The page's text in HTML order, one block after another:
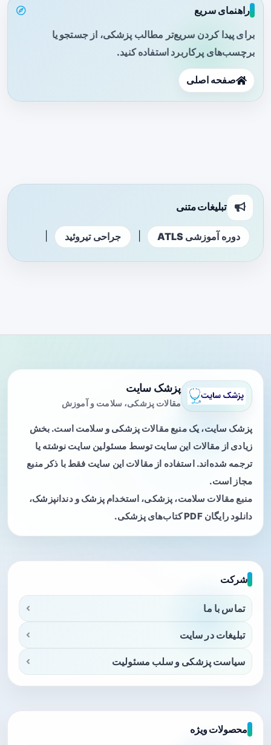
راهنمای سریع
برای پیدا کردن سریع‌تر مطالب پزشکی، از جستجو یا
برچسب‌های پرکاربرد استفاده کنید.
صفحه اصلی
تبلیغات متنی
دوره آموزشی ATLS جراحی تیروئید
پزشک سایت
مقالات پزشکی، سلامت و آموزش
پزشک سایت، یک منبع مقالات پزشکی و سلامت است. بخش
زیادی از مقالات این سایت توسط مسئولین سایت نوشته یا
ترجمه شده‌اند. استفاده از مقالات این سایت فقط با ذکر منبع
مجاز است.
منبع مقالات سلامت، پزشکی، استخدام پزشک و دندانپزشک،
دانلود رایگان PDF کتاب‌های پزشکی.
شرکت
تماس با ما
تبلیغات در سایت
سیاست پزشکی و سلب مسئولیت
محصولات ویژه